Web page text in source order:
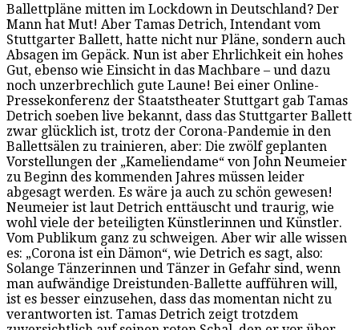
Ballettpläne mitten im Lockdown in Deutschland? Der
Mann hat Mut! Aber Tamas Detrich, Intendant vom
Stuttgarter Ballett, hatte nicht nur Pläne, sondern auch
Absagen im Gepäck. Nun ist aber Ehrlichkeit ein hohes
Gut, ebenso wie Einsicht in das Machbare – und dazu
noch unzerbrechlich gute Laune! Bei einer Online-
Pressekonferenz der Staatstheater Stuttgart gab Tamas
Detrich soeben live bekannt, dass das Stuttgarter Ballett
zwar glücklich ist, trotz der Corona-Pandemie in den
Ballettsälen zu trainieren, aber: Die zwölf geplanten
Vorstellungen der „Kameliendame“ von John Neumeier
zu Beginn des kommenden Jahres müssen leider
abgesagt werden. Es wäre ja auch zu schön gewesen!
Neumeier ist laut Detrich enttäuscht und traurig, wie
wohl viele der beteiligten Künstlerinnen und Künstler.
Vom Publikum ganz zu schweigen. Aber wir alle wissen
es: „Corona ist ein Dämon“, wie Detrich es sagt, also:
Solange Tänzerinnen und Tänzer in Gefahr sind, wenn
man aufwändige Dreistunden-Ballette aufführen will,
ist es besser einzusehen, dass das momentan nicht zu
verantworten ist. Tamas Detrich zeigt trotzdem